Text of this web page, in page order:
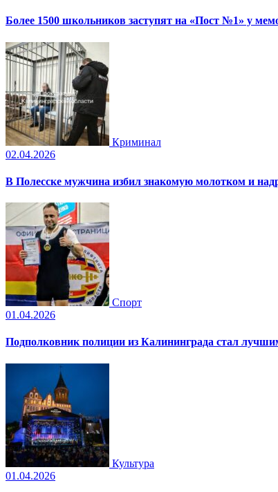
Более 1500 школьников заступят на «Пост №1» у
Криминал
02.04.2026
В Полесске мужчина избил знакомую молотком и
Спорт
01.04.2026
Подполковник полиции из Калининграда стал
Культура
01.04.2026